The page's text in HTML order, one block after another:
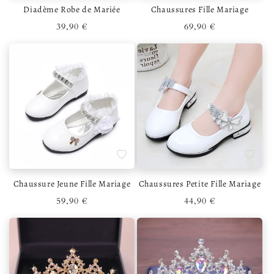
Diadème Robe de Mariée
Prix habituel
39,90 €
Chaussures Fille Mariage
Prix habituel
69,90 €
Ajouter à la liste de souhaits
Chaussure Jeune Fille Mariage
Prix habituel
59,90 €
Chaussures Petite Fille Mariage
Prix habituel
44,90 €